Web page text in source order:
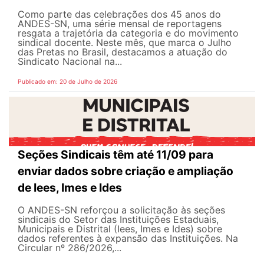
Como parte das celebrações dos 45 anos do
ANDES-SN, uma série mensal de reportagens
resgata a trajetória da categoria e do movimento
sindical docente. Neste mês, que marca o Julho
das Pretas no Brasil, destacamos a atuação do
Sindicato Nacional na...
Publicado em: 20 de Julho de 2026
Seções Sindicais têm até 11/09 para
enviar dados sobre criação e ampliação
de Iees, Imes e Ides
O ANDES-SN reforçou a solicitação às seções
sindicais do Setor das Instituições Estaduais,
Municipais e Distrital (Iees, Imes e Ides) sobre
dados referentes à expansão das Instituições. Na
Circular nº 286/2026,...